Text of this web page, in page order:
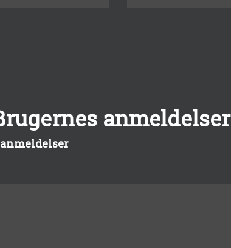
anmeldelser